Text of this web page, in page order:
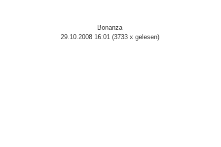
Bonanza
29.10.2008 16:01(3733 x gelesen)